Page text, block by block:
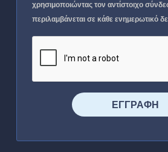
χρησιμοποιώντας τον αντίστοιχο
περιλαμβάνεται σε κάθε ενημερωτικό